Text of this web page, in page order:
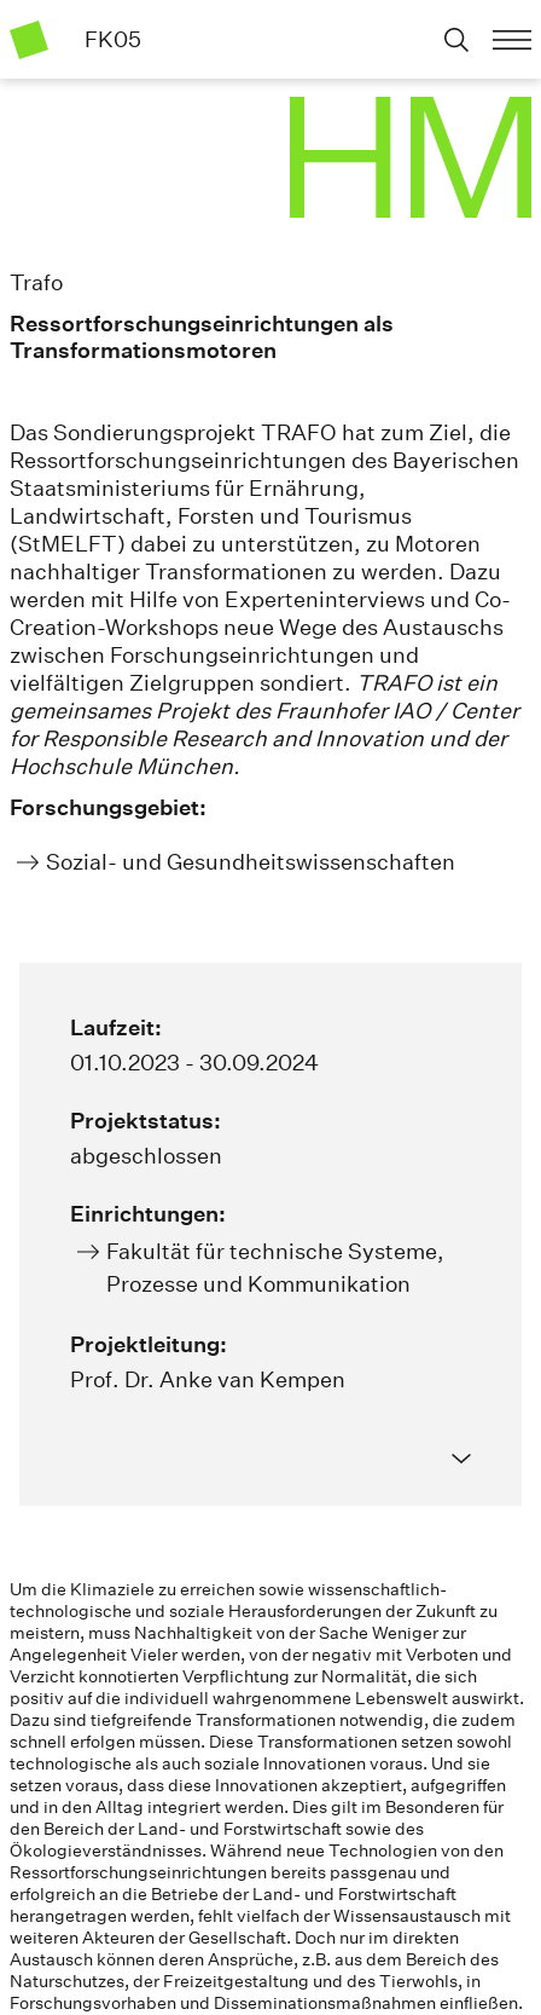
FK05
Trafo
Ressortforschungseinrichtungen als
Transformationsmotoren
Das Sondierungsprojekt TRAFO hat zum Ziel, die
Ressortforschungseinrichtungen des Bayerischen
Staatsministeriums für Ernährung,
Landwirtschaft, Forsten und Tourismus
(StMELFT) dabei zu unterstützen, zu Motoren
nachhaltiger Transformationen zu werden. Dazu
werden mit Hilfe von Experteninterviews und Co-
Creation-Workshops neue Wege des Austauschs
zwischen Forschungseinrichtungen und
vielfältigen Zielgruppen sondiert. TRAFO ist ein
gemeinsames Projekt des Fraunhofer IAO / Center
for Responsible Research and Innovation und der
Hochschule München.
Forschungsgebiet:
Sozial- und Gesundheitswissenschaften
Laufzeit:
01.10.2023 - 30.09.2024
Projektstatus:
abgeschlossen
Einrichtungen:
Fakultät für technische Systeme,
Prozesse und Kommunikation
Projektleitung:
Prof. Dr. Anke van Kempen
Um die Klimaziele zu erreichen sowie wissenschaftlich-
technologische und soziale Herausforderungen der Zukunft zu
meistern, muss Nachhaltigkeit von der Sache Weniger zur
Angelegenheit Vieler werden, von der negativ mit Verboten und
Verzicht konnotierten Verpflichtung zur Normalität, die sich
positiv auf die individuell wahrgenommene Lebenswelt auswirkt.
Dazu sind tiefgreifende Transformationen notwendig, die zudem
schnell erfolgen müssen. Diese Transformationen setzen sowohl
technologische als auch soziale Innovationen voraus. Und sie
setzen voraus, dass diese Innovationen akzeptiert, aufgegriffen
und in den Alltag integriert werden. Dies gilt im Besonderen für
den Bereich der Land- und Forstwirtschaft sowie des
Ökologieverständnisses. Während neue Technologien von den
Ressortforschungseinrichtungen bereits passgenau und
erfolgreich an die Betriebe der Land- und Forstwirtschaft
herangetragen werden, fehlt vielfach der Wissensaustausch mit
weiteren Akteuren der Gesellschaft. Doch nur im direkten
Austausch können deren Ansprüche, z.B. aus dem Bereich des
Naturschutzes, der Freizeitgestaltung und des Tierwohls, in
Forschungsvorhaben und Disseminationsmaßnahmen einfließen.